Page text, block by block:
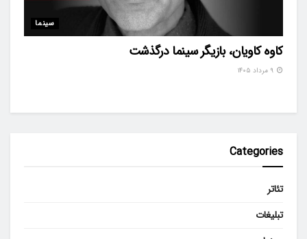
سینما
کاوه کاویان، بازیگر سینما درگذشت
Categories
تئاتر
تبلیغات